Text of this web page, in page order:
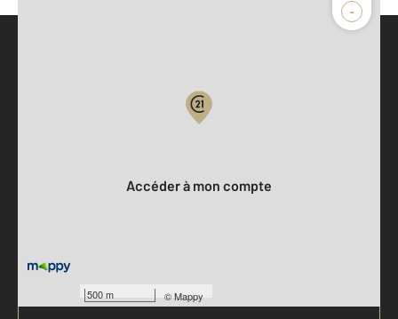
-
500 m ©Mappy
Accéder à mon compte